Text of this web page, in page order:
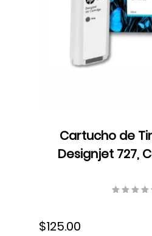
Cartucho de
Designjet 727,
ml, S-
$125.00